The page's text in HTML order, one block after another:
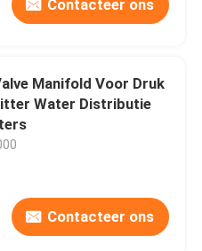
Contacteer ons
Manifold Voor Druk
Water Distributie
Contacteer ons